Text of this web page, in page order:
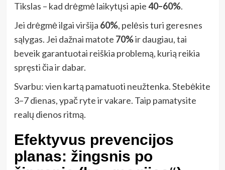
Tikslas – kad drėgmė laikytųsi apie40–60%.
Jei drėgmė ilgai viršija 60%, pelėsis turi geresnes
sąlygas. Jei dažnai matote 70%ir daugiau, tai
beveik garantuotai reiškia problemą, kurią reikia
spręsti čia ir dabar.
Svarbu: vien kartą pamatuoti neužtenka. Stebėkite
3–7 dienas, ypač ryte ir vakare. Taip pamatysite
realų dienos ritmą.
Efektyvus prevencijos
planas: žingsnis po